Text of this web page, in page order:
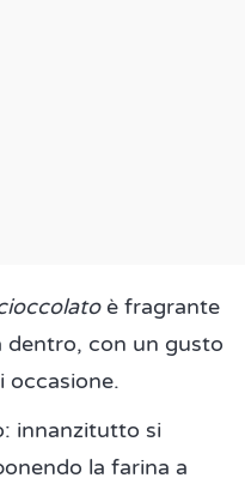
è fragrante
dentro, con un gusto
occasione.
innanzitutto si
la farina a